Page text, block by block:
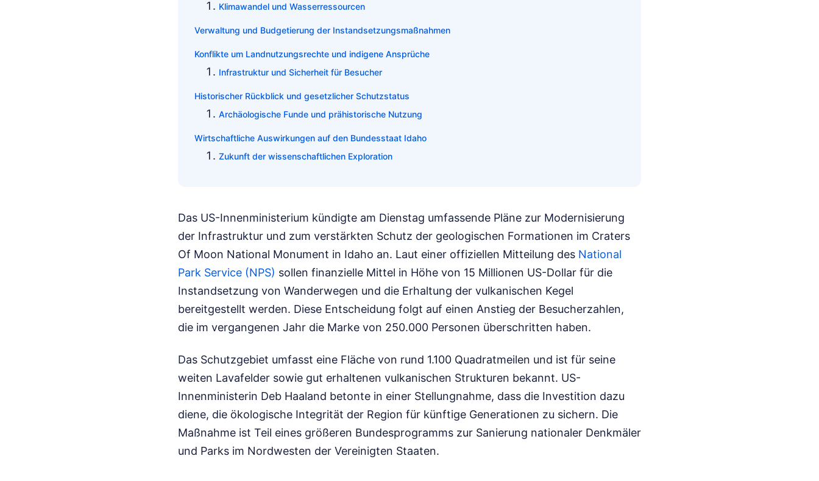
Klimawandel und Wasserressourcen
Verwaltung und Budgetierung der Instandsetzungsmaßnahmen
Konflikte um Landnutzungsrechte und indigene Ansprüche
Infrastruktur und Sicherheit für Besucher
Historischer Rückblick und gesetzlicher Schutzstatus
Archäologische Funde und prähistorische Nutzung
Wirtschaftliche Auswirkungen auf den Bundesstaat Idaho
Zukunft der wissenschaftlichen Exploration
Das US-Innenministerium kündigte am Dienstag umfassende Pläne zur Modernisierung
der Infrastruktur und zum verstärkten Schutz der geologischen Formationen im Craters
Of Moon National Monument in Idaho an. Laut einer offiziellen Mitteilung des National
Park Service (NPS) sollen finanzielle Mittel in Höhe von 15 Millionen US-Dollar für die
Instandsetzung von Wanderwegen und die Erhaltung der vulkanischen Kegel
bereitgestellt werden. Diese Entscheidung folgt auf einen Anstieg der Besucherzahlen,
die im vergangenen Jahr die Marke von 250.000 Personen überschritten haben.
Das Schutzgebiet umfasst eine Fläche von rund 1.100 Quadratmeilen und ist für seine
weiten Lavafelder sowie gut erhaltenen vulkanischen Strukturen bekannt. US-
Innenministerin Deb Haaland betonte in einer Stellungnahme, dass die Investition dazu
diene, die ökologische Integrität der Region für künftige Generationen zu sichern. Die
Maßnahme ist Teil eines größeren Bundesprogramms zur Sanierung nationaler Denkmäler
und Parks im Nordwesten der Vereinigten Staaten.